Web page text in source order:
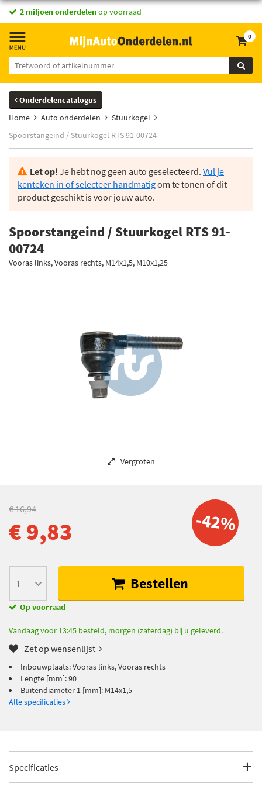
2 miljoen onderdelenop voorraad
0
Onderdelencatalogus
Home
Auto onderdelen
Stuurkogel
Spoorstangeind / Stuurkogel RTS 91-00724
Let op! Je hebt nog geen auto geselecteerd. Vul je
kenteken in of selecteer handmatigom te tonen of dit
product geschikt is voor jouw auto.
Spoorstangeind / Stuurkogel RTS 91-
00724
Vooras links, Vooras rechts, M14x1,5, M10x1,25
Vergroten
-42%
€ 16,94
€ 9,83
Bestellen
Op voorraad
Vandaag voor 13:45 besteld, morgen (zaterdag) bij u geleverd.
Zet op wensenlijst
Inbouwplaats: Vooras links, Vooras rechts
Lengte [mm]: 90
Buitendiameter 1 [mm]: M14x1,5
Alle specificaties
Specificaties